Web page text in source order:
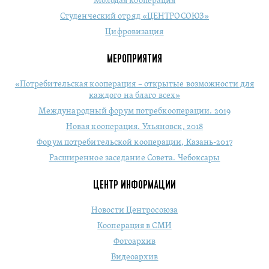
Студенческий отряд «ЦЕНТРОСОЮЗ»
Цифровизация
МЕРОПРИЯТИЯ
«Потребительская кооперация – открытые возможности для
каждого на благо всех»
Международный форум потребкооперации. 2019
Новая кооперация. Ульяновск, 2018
Форум потребительской кооперации, Казань-2017
Расширенное заседание Совета. Чебоксары
ЦЕНТР ИНФОРМАЦИИ
Новости Центросоюза
Кооперация в СМИ
Фотоархив
Видеоархив